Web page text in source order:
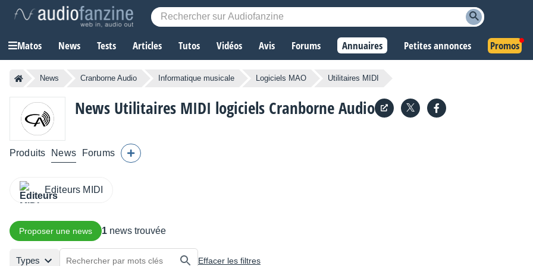
Matos News Tests Articles Tutos Vidéos Avis Forums Annuaires Petites annonces Promos
News Cranborne Audio Informatique musicale Logiciels MAO Utilitaires MIDI
News Utilitaires MIDI logiciels Cranborne Audio
Produits News Forums
Editeurs MIDI
Proposer une news 1 news trouvée
Types Effacer les filtres